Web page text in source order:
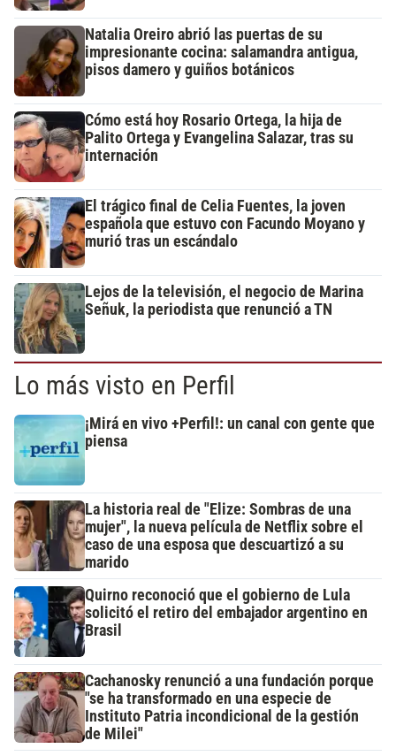
Natalia Oreiro abrió las puertas de su
impresionante cocina: salamandra antigua,
pisos damero y guiños botánicos
Cómo está hoy Rosario Ortega, la hija de
Palito Ortega y Evangelina Salazar, tras su
internación
El trágico final de Celia Fuentes, la joven
española que estuvo con Facundo Moyano y
murió tras un escándalo
Lejos de la televisión, el negocio de Marina
Señuk, la periodista que renunció a TN
Lo más visto en Perfil
¡Mirá en vivo +Perfil!: un canal con gente que
piensa
La historia real de "Elize: Sombras de una
mujer", la nueva película de Netflix sobre el
caso de una esposa que descuartizó a su
marido
Quirno reconoció que el gobierno de Lula
solicitó el retiro del embajador argentino en
Brasil
Cachanosky renunció a una fundación porque
"se ha transformado en una especie de
Instituto Patria incondicional de la gestión
de Milei"